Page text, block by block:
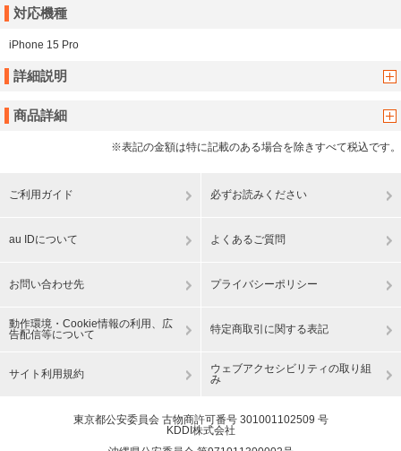
対応機種
iPhone 15 Pro
詳細説明
商品詳細
※表記の金額は特に記載のある場合を除きすべて税込です。
ご利用ガイド 必ずお読みください
au IDについて よくあるご質問
お問い合わせ先 プライバシーポリシー
動作環境・Cookie情報の利用、広
告配信等について
特定商取引に関する表記
サイト利用規約
ウェブアクセシビリティの取り組
み
東京都公安委員会 古物商許可番号 301001102509 号
KDDI株式会社